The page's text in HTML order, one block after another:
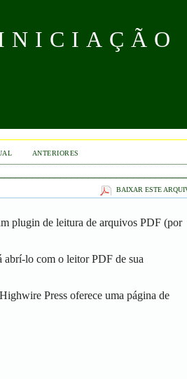
ANTERIORES
BAIXAR ESTE
plugin de leitura de arquivos PDF (por
abrí-lo com o leitor PDF de sua
Press oferece uma página de